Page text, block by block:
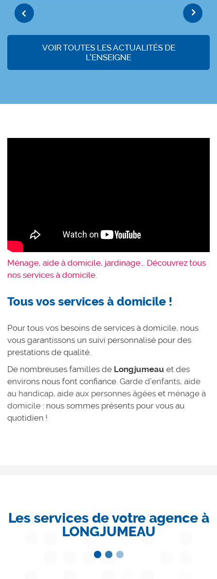
VOIR TOUTES LES ACTUALITÉS DE
L'ENSEIGNE
Ménage, aide à domicile, jardinage... Découvrez tous
nos services à domicile.
Tous vos services à domicile !
Pour tous vos besoins de services à domicile, nous
vous garantissons un suivi personnalisé pour des
prestations de qualité.
De nombreuses familles de Longjumeau et des
environs nous font confiance. Garde d’enfants, aide
au handicap, aide aux personnes âgées et ménage à
domicile : nous sommes présents pour vous au
quotidien !
Les services de votre agence à
LONGJUMEAU